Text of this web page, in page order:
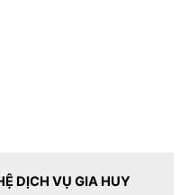
DỊCH VỤ GIA HUY